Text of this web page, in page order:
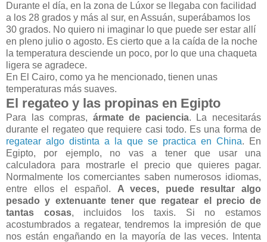
Durante el día, en la zona de Lúxor se llegaba con facilidad
a los 28 grados y más al sur, en Assuán, superábamos los
30 grados. No quiero ni imaginar lo que puede ser estar allí
en pleno julio o agosto. Es cierto que a la caída de la noche
la temperatura desciende un poco, por lo que una chaqueta
ligera se agradece.
En El Cairo, como ya he mencionado, tienen unas
temperaturas más suaves.
El regateo y las propinas en Egipto
Para las compras, ármate de paciencia. La necesitarás
durante el regateo que requiere casi todo. Es una forma de
regatear algo distinta a la que se practica en China. En
Egipto, por ejemplo, no vas a tener que usar una
calculadora para mostrarle el precio que quieres pagar.
Normalmente los comerciantes saben numerosos idiomas,
entre ellos el español. A veces, puede resultar algo
pesado y extenuante tener que regatear el precio de
tantas cosas, incluidos los taxis. Si no estamos
acostumbrados a regatear, tendremos la impresión de que
nos están engañando en la mayoría de las veces. Intenta